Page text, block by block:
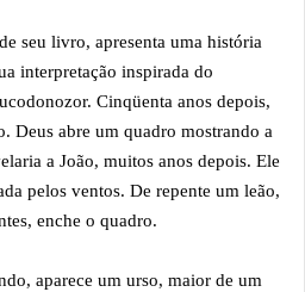
seu livro, apresenta uma história
interpretação inspirada do
Cinqüenta anos depois,
Deus abre um quadro mostrando a
a João, muitos anos depois. Ele
pelos ventos. De repente um leão,
enche o quadro.
aparece um urso, maior de um